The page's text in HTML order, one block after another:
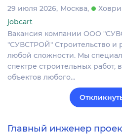
29 июля 2026 Москва
jobcart
Вакансия компании ООО
"СУВСТРОЙ" Строительство и
любой сложности. Мы
спектре строительных работ,
объектов любого…
Главный инженер